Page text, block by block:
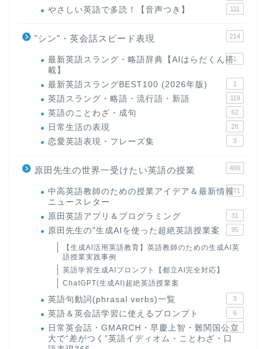
やさしい英語で多読！【音声つき】 111
"シン"・英会話スピード表現 214
最新英語スラング・略語辞典【AIはらだくん搭
載】
1
最新英語スラングBEST100 (2026年版) 1
英語スラング・略語・流行語・新語 119
英語のことわざ・成句 62
日常生活の表現 28
恋愛英語表現・フレーズ集 3
原田先生の世界一受けたい英語の授業 400
中高英語教師のための授業アイデア＆最新情報
ニュースレター
171
原田英語アプリ＆プログラミング 31
原田先生の"生成AIを使った超絶英語授業案 95
【生成AI活用英語教育】英語教師のための生成AI英
語授業実践事例
英語学習生成AIプロンプト【都立AI完全対応】
ChatGPT(生成AI)超絶英語授業案
英語句動詞(phrasal verbs)一覧 3
英語＆英会話学習に使えるプロンプト 6
日常英会話・GMARCH・早慶上智・難関国公立
大で“差がつく”英語イディオム・ことわざ・口
22